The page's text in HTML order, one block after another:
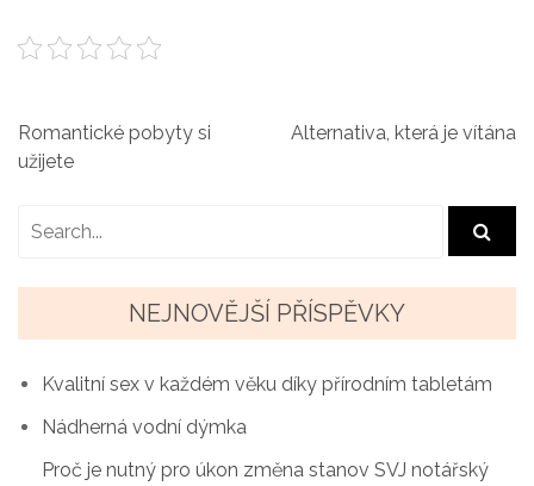
N
v
i
Romantické pobyty si
užijete
Alternativa, která je vítána
NEJNOVĚJŠÍ PŘÍSPĚVKY
Kvalitní sex v každém věku díky přírodním tabletám
Nádherná vodní dýmka
Proč je nutný pro úkon změna stanov SVJ notářský